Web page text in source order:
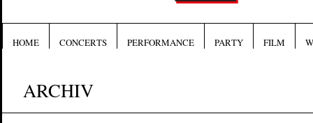
HOME CONCERTS PERFORMANCE PARTY FILM
ARCHIV